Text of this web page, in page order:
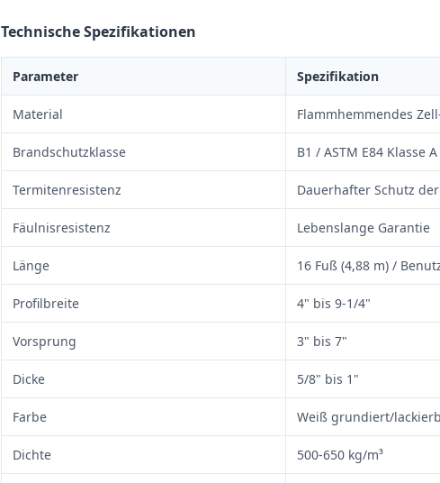
Technische Spezifikationen
Parameter Spezifikation
Material Flammhemmendes
Brandschutzklasse B1 / ASTM E84 Klasse
Termitenresistenz Dauerhafter Schutz der
Fäulnisresistenz Lebenslange Garantie
Länge 16 Fuß (4,88 m) /
Profilbreite 4" bis 9-1/4"
Vorsprung 3" bis 7"
Dicke 5/8" bis 1"
Farbe Weiß grundiert/
Dichte 500-650 kg/m³